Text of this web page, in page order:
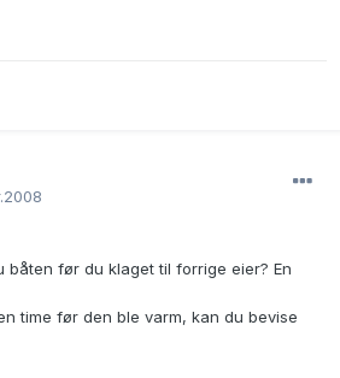
båten før du klaget til forrige eier? En
time før den ble varm, kan du bevise